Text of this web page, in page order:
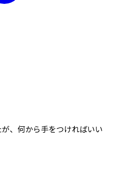
が、何から手をつければいい